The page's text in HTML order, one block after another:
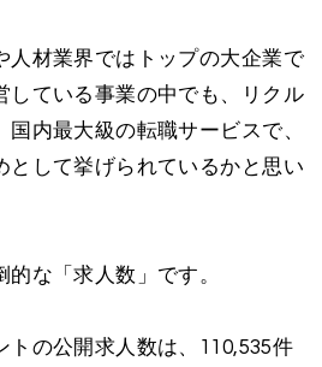
人材業界ではトップの大企業で
している事業の中でも、リクル
内最大級の転職サービスで、
として挙げられているかと思い
な「求人数」です。
トの公開求人数は、110,535件